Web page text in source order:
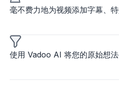
毫不费力地为视频添加字幕、
使用 Vadoo AI 将您的原始想